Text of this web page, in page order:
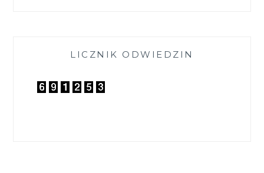
LICZNIK ODWIEDZIN